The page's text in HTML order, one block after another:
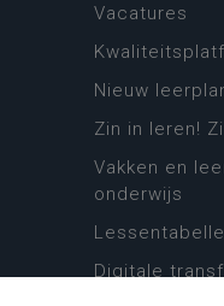
Vacatures
Nieuw
Zin in leren!
Vakken en
onderwijs
Digitale